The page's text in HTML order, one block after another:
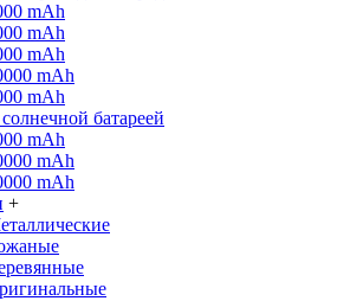
mAh
mAh
mAh
mAh
mAh
батареей
mAh
mAh
mAh
+